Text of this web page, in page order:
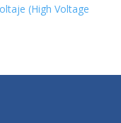
(High Voltage